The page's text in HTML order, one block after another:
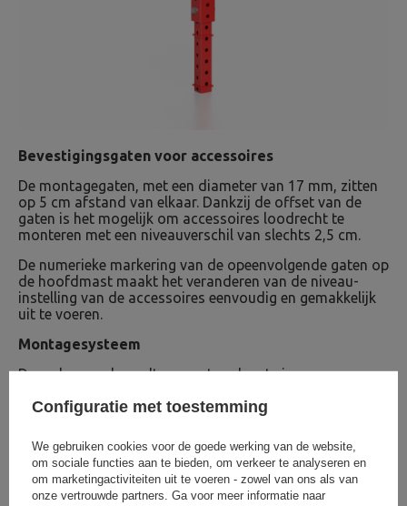
Bevestigingsgaten voor accessoires
De montagegaten, met een diameter van 17 mm, zitten
op 5 cm afstand van elkaar. Dankzij de offset van de
gaten is het mogelijk om accessoires loodrecht te
monteren met een niveauverschil van slechts 2,5 cm.
De numerieke markering van de opeenvolgende gaten op
de hoofdmast maakt het veranderen van de niveau-
instelling van de accessoires eenvoudig en gemakkelijk
uit te voeren.
Montagesysteem
De verlengpaal wordt gemonteerd met vier
de FT-structuur.
Configuratie met toestemming
We gebruiken cookies voor de goede werking van de website,
om sociale functies aan te bieden, om verkeer te analyseren en
om marketingactiviteiten uit te voeren - zowel van ons als van
onze vertrouwde partners. Ga voor meer informatie naar